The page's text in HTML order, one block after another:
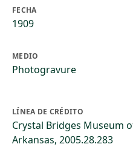
FECHA
1909
MEDIO
Photogravure
LÍNEA DE CRÉDITO
Crystal Bridges Museum
Arkansas, 2005.28.283